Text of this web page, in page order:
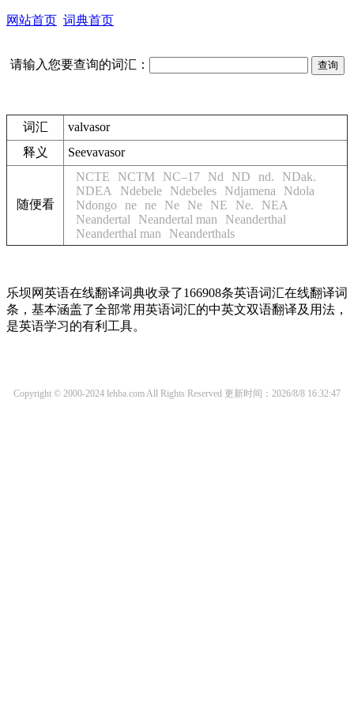
网站首页 词典首页
请输入您要查询的词汇：
词汇
valvasor
释义
Seevavasor
随便看
NCTE NCTM NC–17 Nd ND nd.
NDak.
NDEA
Ndebele Ndebeles Ndjamena
Ndola
Ndongo
ne ne Ne Ne NE Ne.
NEA
Neandertal
Neandertal man
Neanderthal
Neanderthal man
Neanderthals
乐坝网英语在线翻译词典收录了166908条英语词汇在线翻译词
条，基本涵盖了全部常用英语词汇的中英文双语翻译及用法，
是英语学习的有利工具。
Copyright © 2000-2024 lehba.com All Rights Reserved 更新时间：2026/8/8 16:32:47